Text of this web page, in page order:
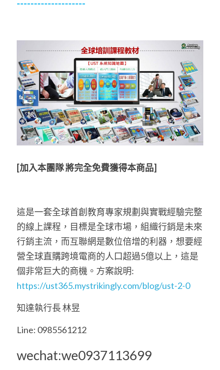
--------------------
[加入本團隊 將完全免費獲得本商品]
這是一套全球首創教育專家規劃與實戰經驗完整
的線上課程，目標是全球市場，組織行銷是未來
行銷主流，而互聯網是數位倍增的利器，想要經
營全球直購跨境電商的人口超過5億以上，這是
https://ust365.mystrikingly.com/blog/ust-2-0
知達執行長 林昱
Line: 0985561212
wechat:we0937113699